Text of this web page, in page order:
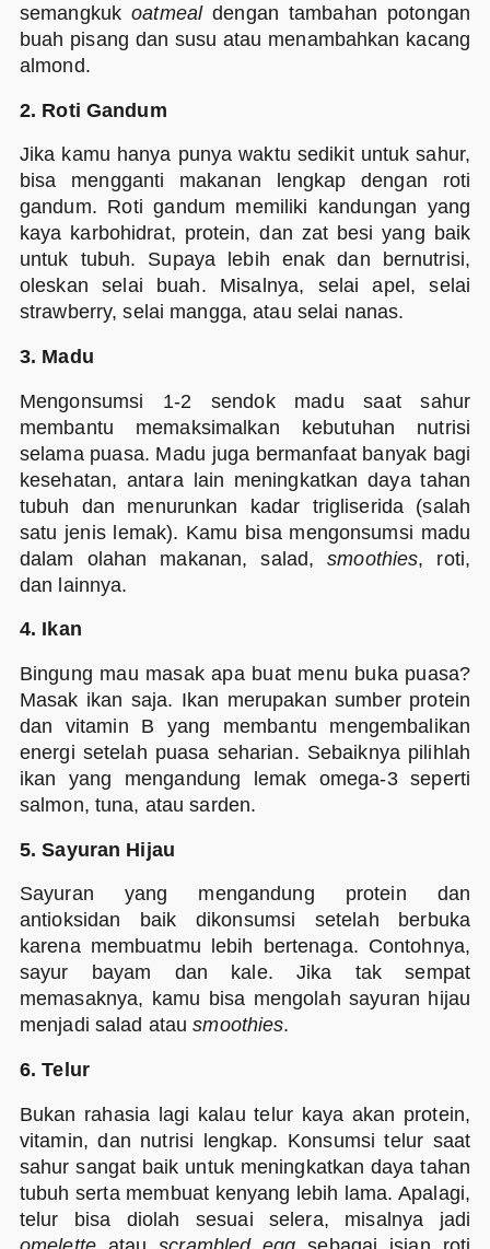
semangkukoatmealdengan tambahan potongan
buah pisang dan susu atau menambahkan kacang
almond.
2. Roti Gandum
Jika kamu hanya punya waktu sedikit untuk sahur,
bisa mengganti makanan lengkap dengan roti
gandum. Roti gandum memiliki kandungan yang
kaya karbohidrat, protein, dan zat besi yang baik
untuk tubuh. Supaya lebih enak dan bernutrisi,
oleskan selai buah. Misalnya, selai apel, selai
strawberry, selai mangga, atau selai nanas.
3. Madu
Mengonsumsi 1-2 sendok madu saat sahur
membantu memaksimalkan kebutuhan nutrisi
selama puasa. Madu juga bermanfaat banyak bagi
kesehatan, antara lain meningkatkan daya tahan
tubuh dan menurunkan kadar trigliserida (salah
satu jenis lemak). Kamu bisa mengonsumsi madu
dalam olahan makanan, salad,smoothies, roti,
dan lainnya.
4. Ikan
Bingung mau masak apa buat menu buka puasa?
Masak ikan saja. Ikan merupakan sumber protein
dan vitamin B yang membantu mengembalikan
energi setelah puasa seharian. Sebaiknya pilihlah
ikan yang mengandung lemak omega-3 seperti
salmon, tuna, atau sarden.
5. Sayuran Hijau
Sayuran yang mengandung protein dan
antioksidan baik dikonsumsi setelah berbuka
karena membuatmu lebih bertenaga. Contohnya,
sayur bayam dan kale. Jika tak sempat
memasaknya, kamu bisa mengolah sayuran hijau
menjadi salad atausmoothies.
6. Telur
Bukan rahasia lagi kalau telur kaya akan protein,
vitamin, dan nutrisi lengkap. Konsumsi telur saat
sahur sangat baik untuk meningkatkan daya tahan
tubuh serta membuat kenyang lebih lama. Apalagi,
telur bisa diolah sesuai selera, misalnya jadi